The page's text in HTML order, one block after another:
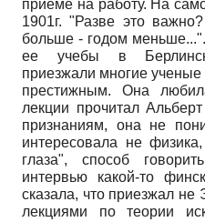
приеме на работу. На
1901г. "Разве это
больше - годом
ее учебы в
приезжали многие
престижным. Она
лекции прочитал
признаниям, она не
интересовала не
глаза", способ
интервью какой-то
сказала, что приезжал
лекциями по теории